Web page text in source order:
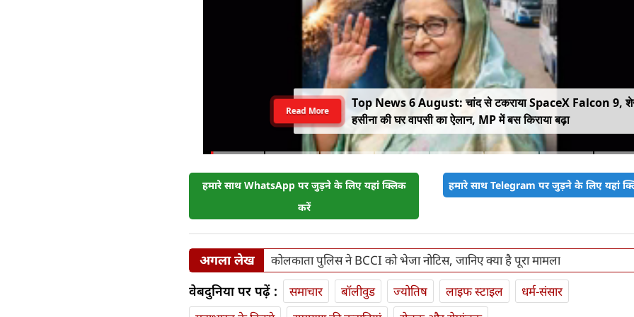
Top News 6 August: चांद से टकराया SpaceX Falcon 9,
हसीना की घर वापसी का ऐलान, MP में बस किराया बढ़ा
Read More
हमारे साथ WhatsApp पर जुड़ने के लिए यहां क्लिक
करें
हमारे साथ Telegram पर जुड़ने के लिए यहां
अगला लेख कोलकाता पुलिस ने BCCI को भेजा नोटिस, जानिए क्या है पूरा मामला
वेबदुनिया पर पढ़ें : समाचार बॉलीवुड ज्योतिष लाइफ स्‍टाइल
धर्म-संसार